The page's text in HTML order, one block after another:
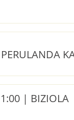
| BIZIOLA